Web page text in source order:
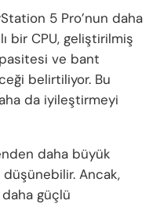
5 Pro’nun daha
bir CPU, geliştirilmiş
ve bant
belirtiliyor. Bu
da iyileştirmeyi
daha büyük
düşünebilir. Ancak,
güçlü